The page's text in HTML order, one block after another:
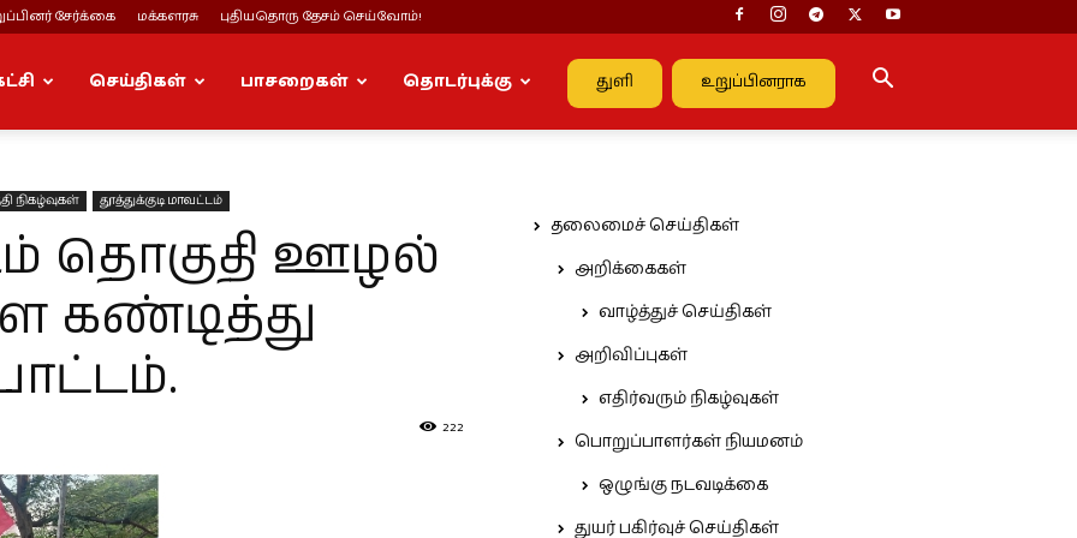
சேர்க்கை மக்களரசு புதியதொரு தேசம் செய்வோம்!
துளி உறுப்பினராக
செய்திகள் பாசறைகள் தொடர்புக்கு
நிகழ்வுகள் தூத்துக்குடி மாவட்டம்
தொகுதி ஊழல்
கண்டித்து
222
தலைமைச் செய்திகள்
அறிக்கைகள்
வாழ்த்துச் செய்திகள்
அறிவிப்புகள்
எதிர்வரும் நிகழ்வுகள்
பொறுப்பாளர்கள் நியமனம்
ஒழுங்கு நடவடிக்கை
துயர் பகிர்வுச் செய்திகள்